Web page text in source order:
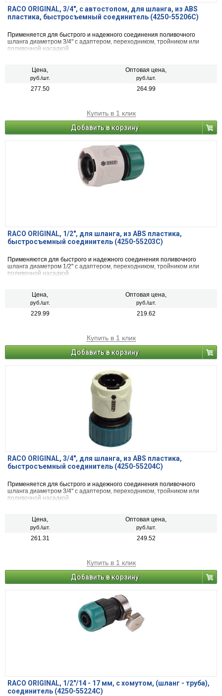
RACO ORIGINAL, 3/4″, с автостопом, для шланга, из ABS
пластика, быстросъемный соединитель (4250-55206C)
Применяется для быстрого и надежного соединения поливочного
шланга диаметром 3/4" с адаптером, переходником, тройником или
поливочной насадкой.
Цена,
руб./шт.
Оптовая цена,
руб./шт.
277.50 264.99
Купить в 1 клик
Добавить в корзину
RACO ORIGINAL, 1/2″, для шланга, из ABS пластика,
быстросъемный соединитель (4250-55203C)
Применяются для быстрого и надежного соединения поливочного
шланга диаметром 1/2" с адаптером, переходником, тройником или
поливочной насадкой.
Цена,
руб./шт.
Оптовая цена,
руб./шт.
229.99 219.62
Купить в 1 клик
Добавить в корзину
RACO ORIGINAL, 3/4″, для шланга, из ABS пластика,
быстросъемный соединитель (4250-55204C)
Применяется для быстрого и надежного соединения поливочного
шланга диаметром 3/4" с адаптером, переходником, тройником или
поливочной насадкой.
Цена,
руб./шт.
Оптовая цена,
руб./шт.
261.31 249.52
Купить в 1 клик
Добавить в корзину
RACO ORIGINAL, 1/2″/14 - 17 мм, с хомутом, (шланг - труба),
соединитель (4250-55224C)